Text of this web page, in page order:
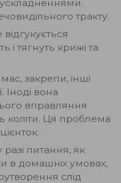
тракту.
і тягнуть крижі та
закрепи, інші
Іноді вона
вправляння
коліти. Ця проблема
питання, як
в домашніх умовах,
слід